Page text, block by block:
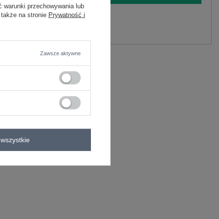
warunki przechowywania lub
na stronie Prywatność i
Zawsze aktywne